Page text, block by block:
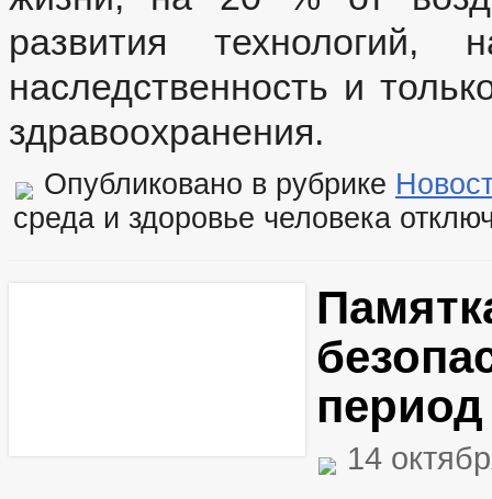
развития технологий,
наследственность и
здравоохранения.
Опубликовано в рубрике
среда и здоровье человека
период
14